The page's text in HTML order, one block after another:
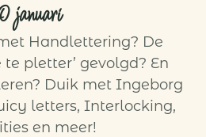
januari
Handlettering? De
pletter’ gevolgd? En
Duik met Ingeborg
letters, Interlocking,
en meer!